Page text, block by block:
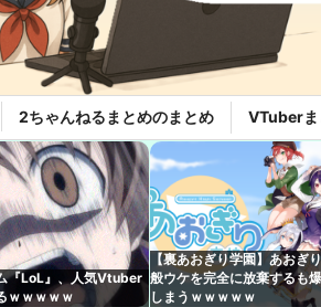
2ちゃんねるまとめのまとめ VTuberま
『LoL』、人気Vtuber
ｗｗｗｗｗ
【裏あおぎり学園】あおぎ
般ウケを完全に放棄するも
しまうｗｗｗｗｗ